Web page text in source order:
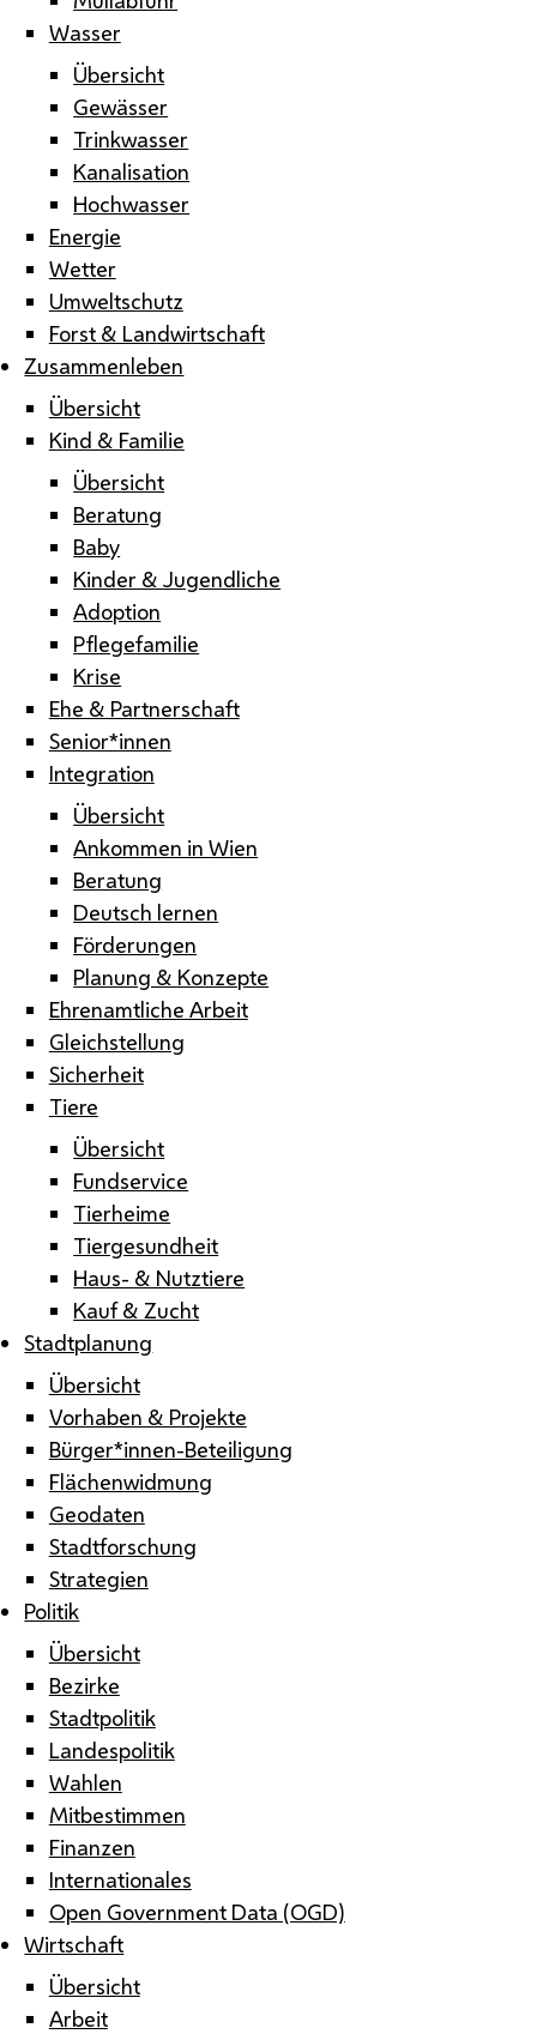
Wasser
Übersicht
Gewässer
Trinkwasser
Kanalisation
Hochwasser
Energie
Wetter
Umweltschutz
Forst & Landwirtschaft
Zusammenleben
Übersicht
Kind & Familie
Übersicht
Beratung
Baby
Kinder & Jugendliche
Adoption
Pflegefamilie
Krise
Ehe & Partnerschaft
Senior*innen
Integration
Übersicht
Ankommen in Wien
Beratung
Deutsch lernen
Förderungen
Planung & Konzepte
Ehrenamtliche Arbeit
Gleichstellung
Sicherheit
Tiere
Übersicht
Fundservice
Tierheime
Tiergesundheit
Haus- & Nutztiere
Kauf & Zucht
Stadtplanung
Übersicht
Vorhaben & Projekte
Bürger*innen-Beteiligung
Flächenwidmung
Geodaten
Stadtforschung
Strategien
Politik
Übersicht
Bezirke
Stadtpolitik
Landespolitik
Wahlen
Mitbestimmen
Finanzen
Internationales
Open Government Data (OGD)
Wirtschaft
Übersicht
Arbeit